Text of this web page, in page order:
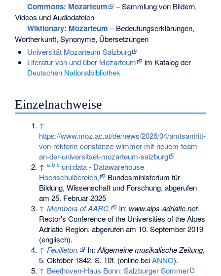
Commons: Mozarteum
– Sammlung von Bildern,
Videos und Audiodateien
Wiktionary: Mozarteum – Bedeutungserklärungen,
Wortherkunft, Synonyme, Übersetzungen
Universität Mozarteum Salzburg
Literatur von und über Mozarteum
im Katalog der
Deutschen Nationalbibliothek
Einzelnachweise
↑
https://www.moz.ac.at/de/news/2026/04/amtsantritt-
von-rektorin-constanze-wimmer-mit-neuem-team-
an-der-universitaet-mozarteum-salzburg
↑a b c uni:data - Datawarehouse
Hochschulbereich,
Bundesministerium für
Bildung, Wissenschaft und Forschung, abgerufen
am 25. Februar 2025
↑ Members of AARC. In: www.alps-adriatic.net.
Rector's Conference of the Universities of the Alpes
Adriatic Region, abgerufen am 10. September 2019
(englisch).
↑ Feuilleton. In:Allgemeine musikalische Zeitung,
5. Oktober 1842, S. 10f. (online beiANNO).
↑ Beethoven-Haus Bonn: Salzburger Sommer